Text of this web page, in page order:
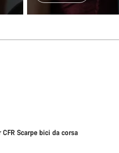
CFR Scarpe bici da corsa